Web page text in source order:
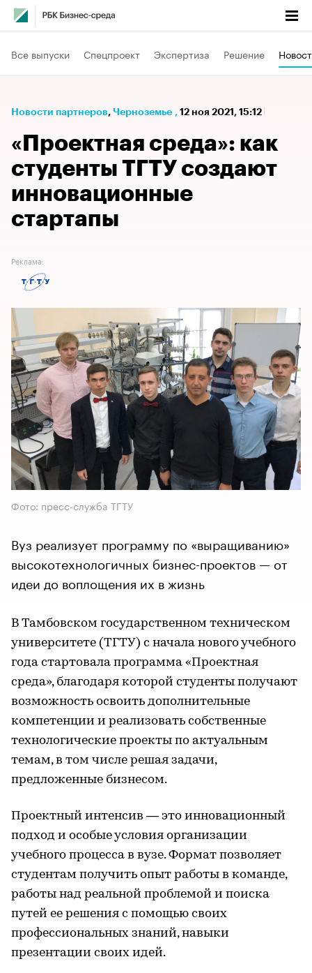
Все выпуски Спецпроект Экспертиза Решение
Новости партнеров⁠, Черноземье , 12 ноя 2021, 15:12
«Проектная среда»: как
студенты ТГТУ создают
инновационные
стартапы
Реклама:
Фото: пресс-служба ТГТУ
Вуз реализует программу по «выращиванию»
высокотехнологичных бизнес-проектов — от
идеи до воплощения их в жизнь
В Тамбовском государственном техническом
университете (ТГТУ) с начала нового учебного
года стартовала программа «Проектная
среда», благодаря которой студенты получают
возможность освоить дополнительные
компетенции и реализовать собственные
технологические проекты по актуальным
темам, в том числе решая задачи,
предложенные бизнесом.
Проектный интенсив — это инновационный
подход и особые условия организации
учебного процесса в вузе. Формат позволяет
студентам получить опыт работы в команде,
работы над реальной проблемой и поиска
путей ее решения с помощью своих
профессиональных знаний, навыки
презентации своих идей.